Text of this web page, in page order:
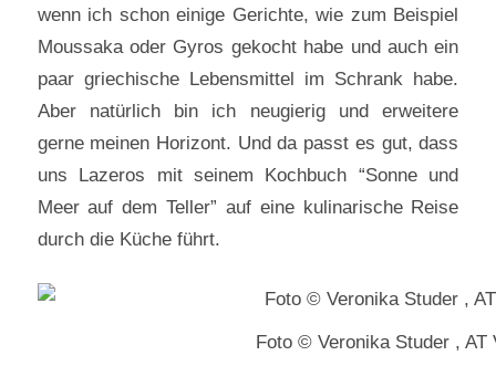
wenn ich schon einige Gerichte, wie zum Beispiel
Moussaka oder Gyros gekocht habe und auch ein
paar griechische Lebensmittel im Schrank habe.
Aber natürlich bin ich neugierig und erweitere
gerne meinen Horizont. Und da passt es gut, dass
uns Lazeros mit seinem Kochbuch “Sonne und
Meer auf dem Teller” auf eine kulinarische Reise
durch die Küche führt.
Foto © Veronika Studer ,